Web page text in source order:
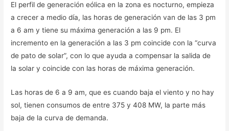
El perfil de generación eólica en la zona es nocturno, empieza
a crecer a medio día, las horas de generación van de las 3 pm
a 6 am y tiene su máxima generación a las 9 pm. El
incremento en la generación a las 3 pm coincide con la “curva
de pato de solar”, con lo que ayuda a compensar la salida de
la solar y coincide con las horas de máxima generación.
Las horas de 6 a 9 am, que es cuando baja el viento y no hay
sol, tienen consumos de entre 375 y 408 MW, la parte más
baja de la curva de demanda.